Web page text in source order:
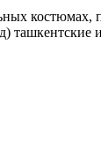
костюмах,
ташкентские